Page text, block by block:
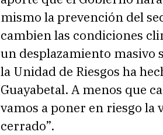
mismo la prevención del
cambien las condiciones
un desplazamiento masivo
la Unidad de Riesgos ha
Guayabetal. A menos que
vamos a poner en riesgo la
cerrado”.